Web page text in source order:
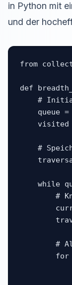
in Python mit
und der
from
def
#
queue =
visited
#
while
#
#
for